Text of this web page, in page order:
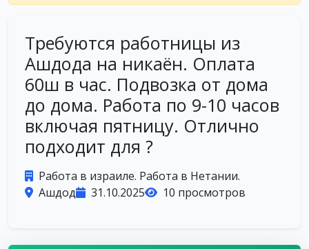
Требуются работницы из
Ашдода на никаён. Оплата
60ш в час. Подвозка от дома
до дома. Работа по 9-10 часов
включая пятницу. Отлично
подходит для ?
Работа в израиле. Работа в Нетании.
Ашдод
31.10.2025 10 просмотров